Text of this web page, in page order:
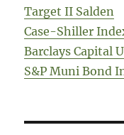
Target II Salden
Case-Shiller
Barclays Capital
S&P Muni Bond